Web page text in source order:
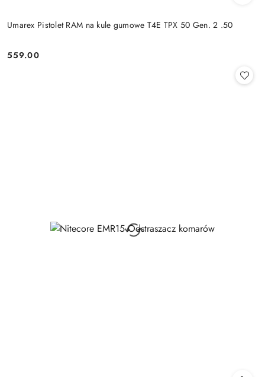
Umarex Pistolet RAM na kule gumowe T4E TPX 50 Gen. 2 .50
Cena:
559.00